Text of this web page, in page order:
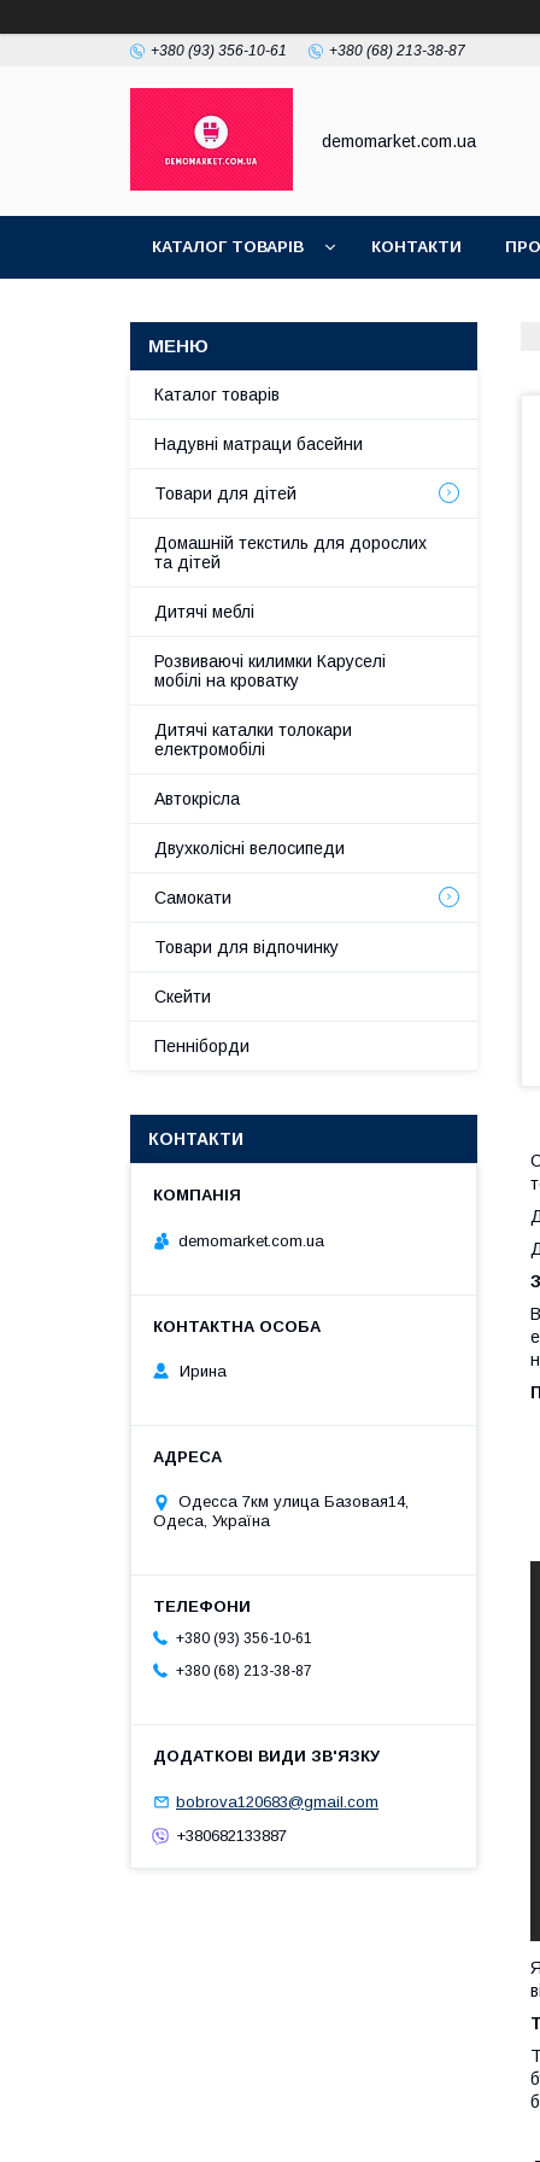
+380 (93) 356-10-61 +380 (68) 213-38-87
demomarket.com.ua
КАТАЛОГ ТОВАРІВ КОНТАКТИ
Каталог товарів
Надувні матраци басейни
Товари для дітей
Домашній текстиль для дорослих
та дітей
Дитячі меблі
Розвиваючі килимки Каруселі
мобілі на кроватку
Дитячі каталки толокари
електромобілі
Автокрісла
Двухколісні велосипеди
Самокати
Товари для відпочинку
Скейти
Пенніборди
КОНТАКТИ
demomarket.com.ua
Ирина
Одесса 7км улица Базовая14,
Одеса, Україна
+380 (93) 356-10-61
+380 (68) 213-38-87
bobrova120683@gmail.com
+380682133887